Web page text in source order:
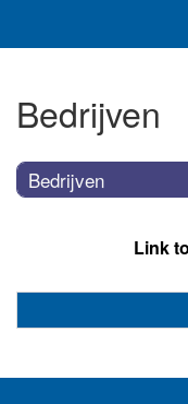
Bedrijven
Bedrijven
Link